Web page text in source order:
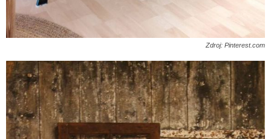
Zdroj: Pinterest.com